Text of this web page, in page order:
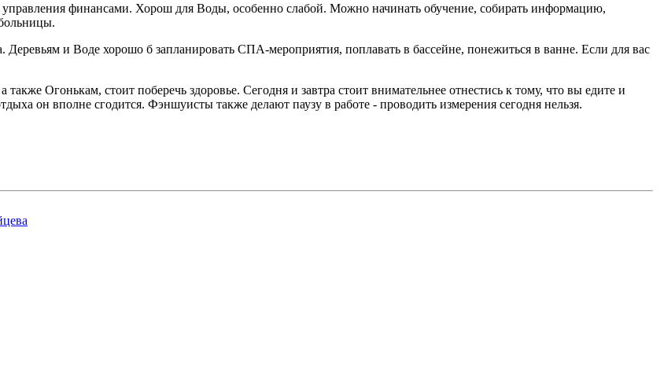
финансами. Хорош для Воды, особенно слабой. Можно начинать обучение, собирать информацию,
Деревьям и Воде хорошо б запланировать СПА-мероприятия, поплавать в бассейне, понежиться в ванне. Если для вас
Огонькам, стоит поберечь здоровье. Сегодня и завтра стоит внимательнее отнестись к тому, что вы едите и
он вполне сгодится. Фэншуисты также делают паузу в работе - проводить измерения сегодня нельзя.